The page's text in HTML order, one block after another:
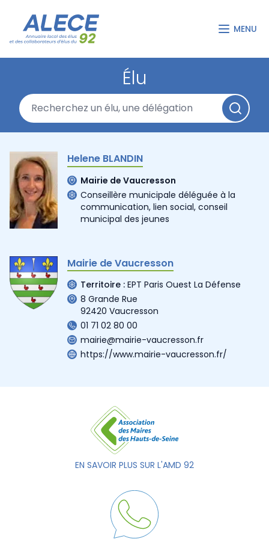
MENU
Élu
Helene BLANDIN
Mairie de Vaucresson
Conseillère municipale déléguée à la
communication, lien social, conseil
municipal des jeunes
Mairie de Vaucresson
Territoire : EPT Paris Ouest La Défense
8 Grande Rue
92420 Vaucresson
01 71 02 80 00
mairie@mairie-vaucresson.fr
https://www.mairie-vaucresson.fr/
EN SAVOIR PLUS SUR L'AMD 92